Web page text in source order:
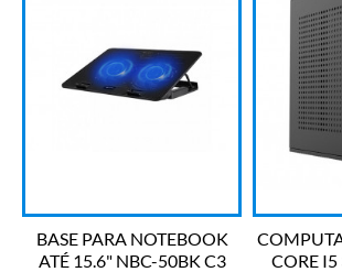
BASE PARA NOTEBOOK
ATÉ 15.6" NBC-50BK C3
CORE